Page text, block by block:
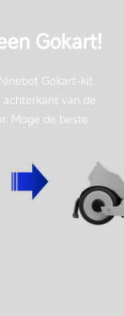
Gokart!
Gokart-kit
van de
Moge de beste